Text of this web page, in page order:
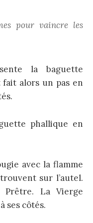
pour vaincre les
la baguette
alors un pas en
phallique en
avec la flamme
sur l’autel.
La Vierge
ses côtés.